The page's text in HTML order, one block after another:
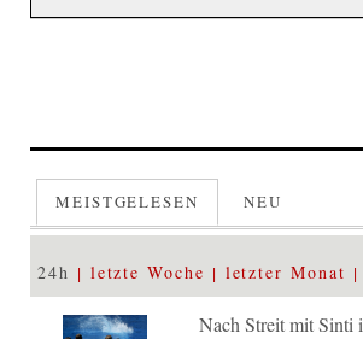
MEISTGELESEN NEU
24h letzte Woche letzter Monat
Nach Streit mit Sinti